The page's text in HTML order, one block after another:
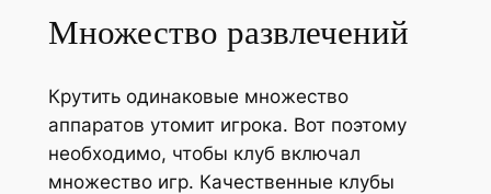
Множество развлечений
Крутить одинаковые множество
аппаратов утомит игрока. Вот поэтому
необходимо, чтобы клуб включал
множество игр. Качественные клубы